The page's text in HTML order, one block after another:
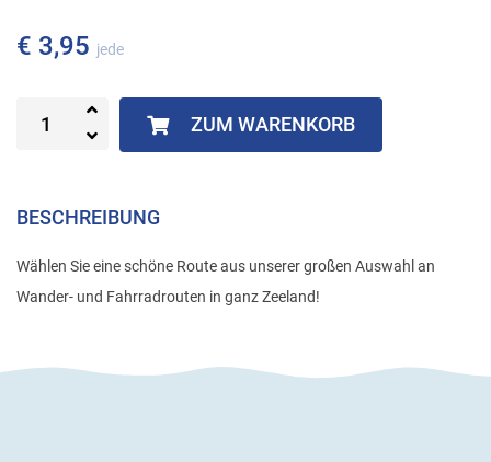
€ 3,95 jede
ZUM WARENKORB
BESCHREIBUNG
Wählen Sie eine schöne Route aus unserer großen Auswahl an
Wander- und Fahrradrouten in ganz Zeeland!